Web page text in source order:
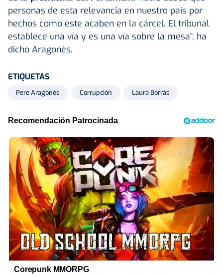
personas de esta relevancia en nuestro país por
hechos como este acaben en la cárcel. El tribunal
establece una vía y es una vía sobre la mesa", ha
dicho Aragonès.
ETIQUETAS
Pere Aragonès Corrupción Laura Borràs
Corepunk MMORPG